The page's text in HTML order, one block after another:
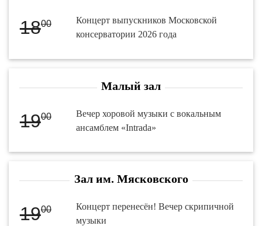
1800
Концерт выпускников Московской
консерватории 2026 года
Малый зал
1900
Вечер хоровой музыки с вокальным
ансамблем «Intrada»
Зал им. Мясковского
1900
Концерт перенесён! Вечер скрипичной
музыки